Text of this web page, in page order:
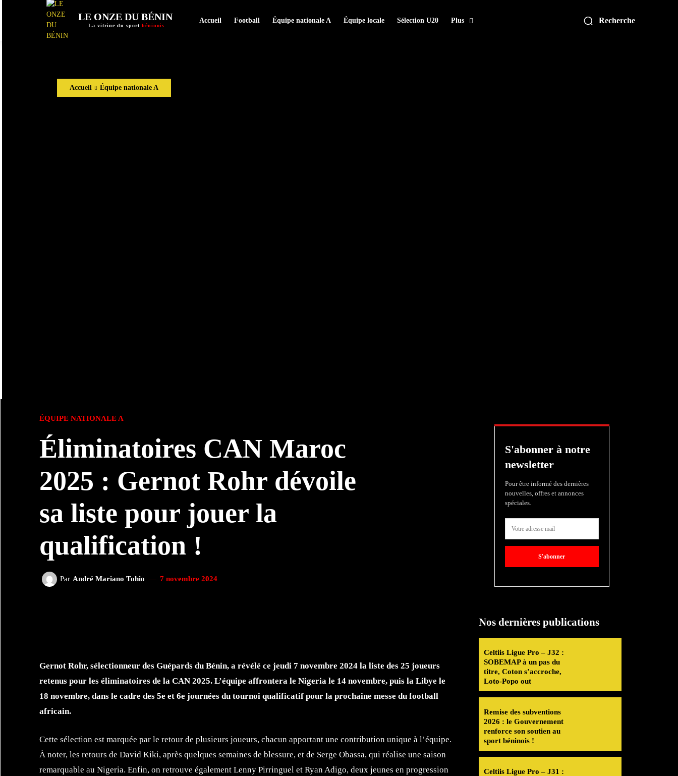
LE ONZE DU BÉNIN
La vitrine du sport béninois
Recherche
Accueil Football Équipe nationale A Équipe locale Sélection U20 Plus
Accueil Équipe nationale A
ÉQUIPE NATIONALE A
Éliminatoires CAN Maroc
2025 : Gernot Rohr dévoile
sa liste pour jouer la
qualification !
Par André Mariano Tohio 7 novembre 2024
Gernot Rohr, sélectionneur des Guépards du Bénin, a révélé ce jeudi 7 novembre 2024 la liste des 25 joueurs
retenus pour les éliminatoires de la CAN 2025. L’équipe affrontera le Nigeria le 14 novembre, puis la Libye le
18 novembre, dans le cadre des 5e et 6e journées du tournoi qualificatif pour la prochaine messe du football
africain.
Cette sélection est marquée par le retour de plusieurs joueurs, chacun apportant une contribution unique à l’équipe.
À noter, les retours de David Kiki, après quelques semaines de blessure, et de Serge Obassa, qui réalise une saison
remarquable au Nigeria. Enfin, on retrouve également Lenny Pirringuel et Ryan Adigo, deux jeunes en progression
S'abonner à notre
newsletter
Pour être informé des dernières
nouvelles, offres et annonces
spéciales.
S'abonner
Nos dernières publications
Celtiis Ligue Pro – J32 :
SOBEMAP à un pas du
titre, Coton s’accroche,
Loto-Popo out
Remise des subventions
2026 : le Gouvernement
renforce son soutien au
sport béninois !
Celtiis Ligue Pro – J31 :